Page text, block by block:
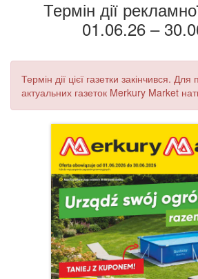
Термін дії
01.06.26 –
Термін дії цієї газетки закінчився.
актуальних газеток Merkury Market